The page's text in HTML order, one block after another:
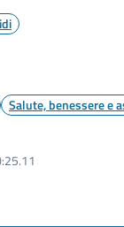
Salute, benessere e